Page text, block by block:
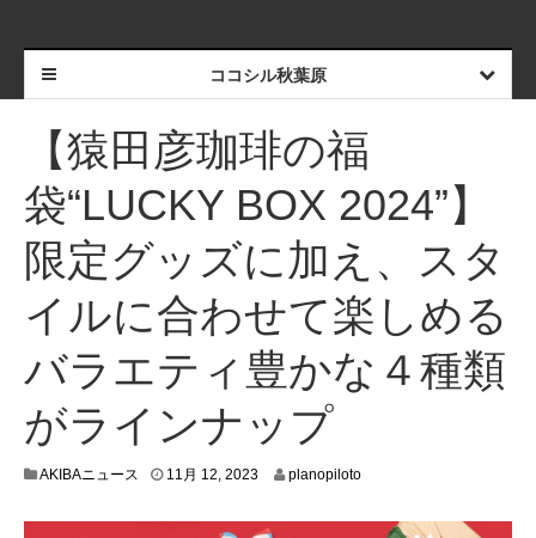
ココシル秋葉原
【猿田彦珈琲の福
袋“LUCKY BOX 2024”】
限定グッズに加え、スタ
イルに合わせて楽しめる
バラエティ豊かな４種類
がラインナップ
AKIBAニュース 11月 12, 20231
1
planopiloto